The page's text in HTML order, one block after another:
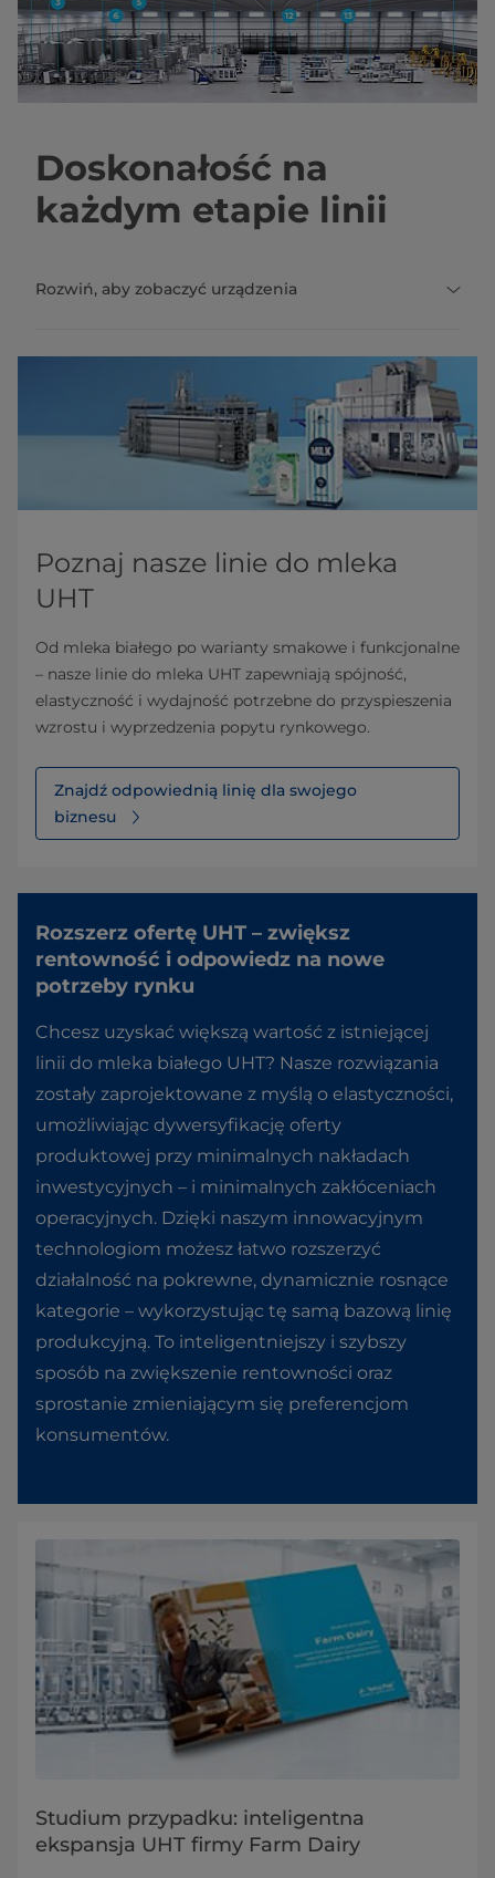
Doskonałość na
każdym etapie linii
Rozwiń, aby zobaczyć urządzenia
Poznaj nasze linie do mleka
UHT
Od mleka białego po warianty smakowe i funkcjonalne
– nasze linie do mleka UHT zapewniają spójność,
elastyczność i wydajność potrzebne do przyspieszenia
wzrostu i wyprzedzenia popytu rynkowego.
Znajdź odpowiednią linię dla swojego
biznesu
Rozszerz ofertę UHT – zwiększ
rentowność i odpowiedz na nowe
potrzeby rynku
Chcesz uzyskać większą wartość z istniejącej
linii do mleka białego UHT? Nasze rozwiązania
zostały zaprojektowane z myślą o elastyczności,
umożliwiając dywersyfikację oferty
produktowej przy minimalnych nakładach
inwestycyjnych – i minimalnych zakłóceniach
operacyjnych. Dzięki naszym innowacyjnym
technologiom możesz łatwo rozszerzyć
działalność na pokrewne, dynamicznie rosnące
kategorie – wykorzystując tę samą bazową linię
produkcyjną. To inteligentniejszy i szybszy
sposób na zwiększenie rentowności oraz
sprostanie zmieniającym się preferencjom
konsumentów.
Studium przypadku: inteligentna
ekspansja UHT firmy Farm Dairy